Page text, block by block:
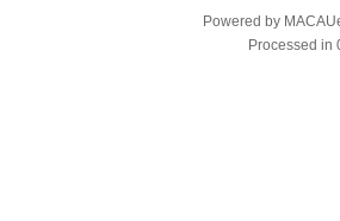
Powered by
Processed in